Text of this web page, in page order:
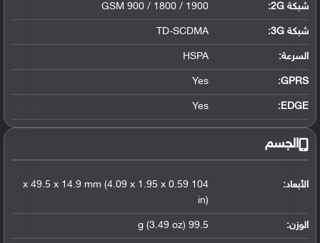
شبكة 2G: GSM 900 / 1800 / 1900
شبكة 3G :
TD-SCDMA
السرعة: HSPA
GPRS:
Yes
EDGE:
Yes
الجسم
الأبعاد:
104 x 49.5 x 14.9 mm (4.09 x 1.95 x 0.59
in)
الوزن: 99.5 g (3.49 oz)